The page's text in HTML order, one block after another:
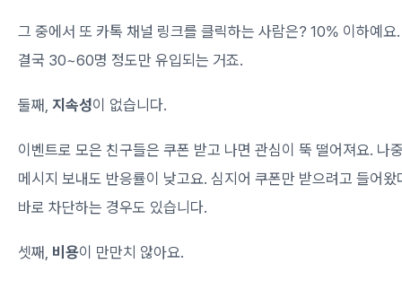
그 중에서 또 카톡 채널 링크를 클릭하는 사람은? 10% 이하예요.
결국 30~60명 정도만 유입되는 거죠.
둘째, 지속성이 없습니다.
이벤트로 모은 친구들은 쿠폰 받고 나면 관심이 뚝 떨어져요. 나
메시지 보내도 반응률이 낮고요. 심지어 쿠폰만 받으려고 들어왔
바로 차단하는 경우도 있습니다.
셋째, 비용이 만만치 않아요.